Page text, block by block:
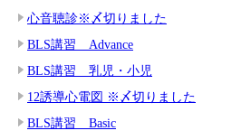
心音聴診※〆切りました
BLS講習 Advance
BLS講習 乳児・小児
12誘導心電図 ※〆切りました
BLS講習 Basic